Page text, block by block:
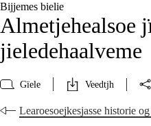
Bijjemes bielie
Almetjehealsoe
jieledehaalveme
Gïele Veedtjh
Learoesoejkesjasse historie